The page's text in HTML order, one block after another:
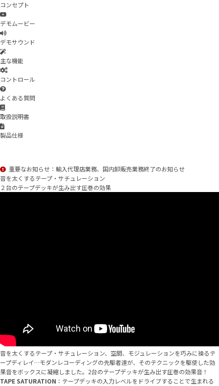
コンセプト
デモムービー
デモサウンド
主な機能
コントロール
よくある質問
取扱説明書
製品仕様
重要なお知らせ：輸入代理店業務、国内卸販売業務終了のお知らせ
音を太くするテープ・サチュレーション
２台のテープデッキが生み出す圧巻の効果
音を太くするテープ・サチュレーション、空間、モジュレーションを巧みに操るテ
ープディレイ…モダンレコーディングの先駆者達が、そのテクニックを駆使した効
果音をボックスに凝縮しました。2台のテープデッキが生み出す圧巻の効果音！
TAPE SATURATION ：テープデッキの入力レベルをドライブすることで生まれる